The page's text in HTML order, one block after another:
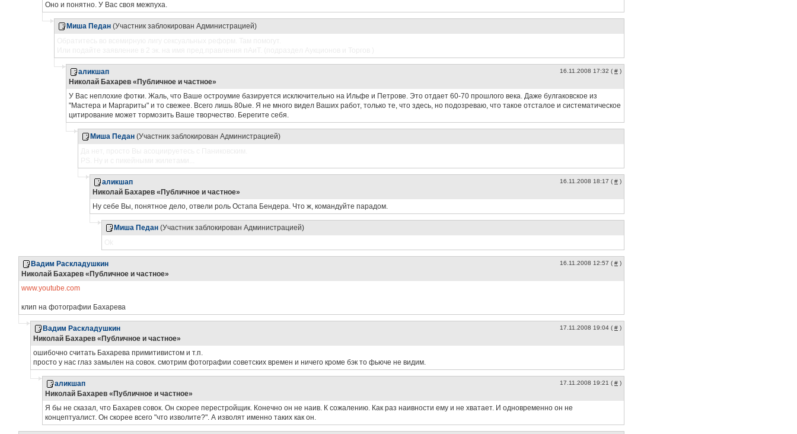
Оно и понятно. У Вас своя межпуха.
Миша Педан (Участник заблокирован Администрацией)
аликшап
Николай Бахарев «Публичное и частное»
16.11.2008 17:32 ( # )
У Вас неплохие фотки. Жаль, что Ваше остроумие базируется исключительно на Ильфе и Петрове. Это отдает 60-70 прошлого века. Даже булгаковское из
"Мастера и Маргариты" и то свежее. Всего лишь 80ые. Я не много видел Ваших работ, только те, что здесь, но подозреваю, что такое отсталое и систематическое
цитирование может тормозить Ваше творчество. Берегите себя.
Миша Педан (Участник заблокирован Администрацией)
аликшап
Николай Бахарев «Публичное и частное»
16.11.2008 18:17 ( # )
Ну себе Вы, понятное дело, отвели роль Остапа Бендера. Что ж, командуйте парадом.
Миша Педан (Участник заблокирован Администрацией)
Вадим Раскладушкин
Николай Бахарев «Публичное и частное»
16.11.2008 12:57 ( # )
www.youtube.com
клип на фотографии Бахарева
Вадим Раскладушкин
Николай Бахарев «Публичное и частное»
17.11.2008 19:04 ( # )
ошибочно считать Бахарева примитивистом и т.п.
просто у нас глаз замылен на совок. смотрим фотографии советских времен и ничего кроме бэк то фьюче не видим.
аликшап
Николай Бахарев «Публичное и частное»
17.11.2008 19:21 ( # )
Я бы не сказал, что Бахарев совок. Он скорее перестройщик. Конечно он не наив. К сожалению. Как раз наивности ему и не хватает. И одновременно он не
концептуалист. Он скорее всего "что изволите?". А изволят именно таких как он.